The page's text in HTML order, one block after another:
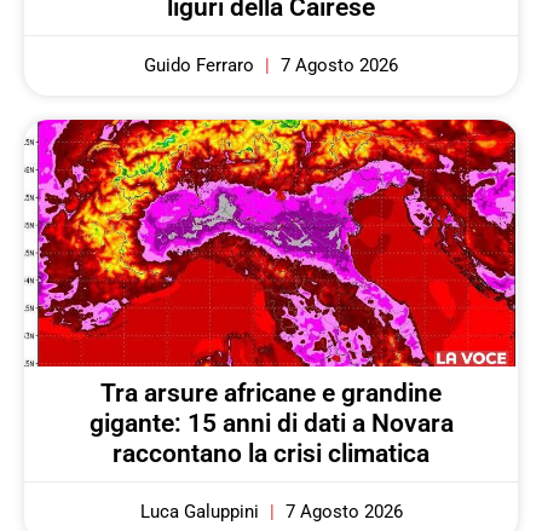
liguri della Cairese
Guido Ferraro 7 Agosto 2026
Tra arsure africane e grandine
gigante: 15 anni di dati a Novara
raccontano la crisi climatica
Luca Galuppini 7 Agosto 2026